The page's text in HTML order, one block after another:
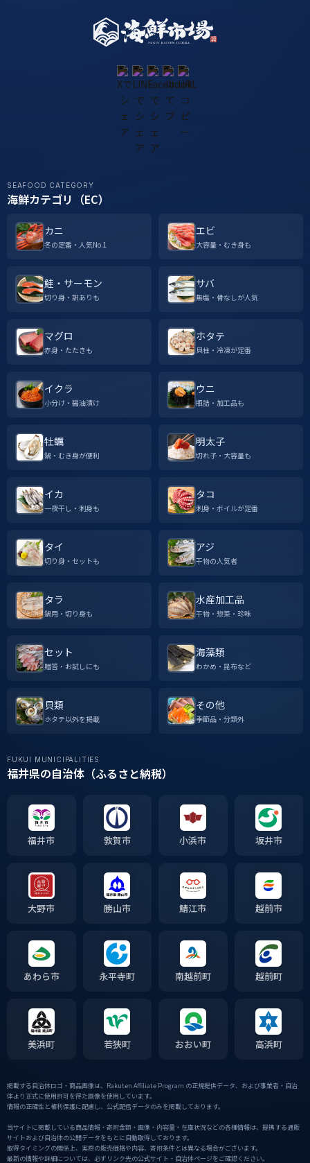
SEAFOOD CATEGORY
海鮮カテゴリ（EC）
カニ
冬の定番・人気No.1
エビ
大容量・むき身も
鮭・サーモン
切り身・訳ありも
サバ
無塩・骨なしが人気
マグロ
赤身・たたきも
ホタテ
貝柱・冷凍が定番
イクラ
小分け・醤油漬け
ウニ
瓶詰・加工品も
牡蠣
鍋・むき身が便利
明太子
切れ子・大容量も
イカ
一夜干し・刺身も
タコ
刺身・ボイルが定番
タイ
切り身・セットも
アジ
干物の人気者
タラ
鍋用・切り身も
水産加工品
干物・惣菜・珍味
セット
贈答・お試しにも
海藻類
わかめ・昆布など
貝類
ホタテ以外を掲載
その他
季節品・分類外
FUKUI MUNICIPALITIES
福井県の自治体（ふるさと納税）
福井市 敦賀市 小浜市 坂井市
大野市 勝山市 鯖江市 越前市
あわら市 永平寺町 南越前町 越前町
美浜町 若狭町 おおい町 高浜町
掲載する自治体ロゴ・商品画像は、Rakuten Affiliate Program の正規提供データ、および事業者・自治
体より正式に使用許可を得た画像を使用しています。
情報の正確性と権利保護に配慮し、公式配信データのみを掲載しております。
当サイトに掲載している商品情報・寄附金額・画像・内容量・在庫状況などの各種情報は、提携する通販
サイトおよび自治体の公開データをもとに自動取得しております。
取得タイミングの関係上、実際の販売価格や内容、寄附条件とは異なる場合がございます。
最新の情報や詳細については、必ずリンク先の公式サイト・自治体ページをご確認ください。